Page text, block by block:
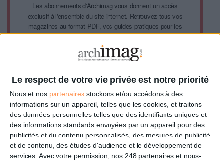
Le respect de votre vie privée est notre priorité
Nous et nos partenaires stockons et/ou accédons à des
informations sur un appareil, telles que les cookies, et traitons
des données personnelles telles que des identifiants uniques et
des informations standards envoyées par un appareil pour des
publicités et du contenu personnalisés, des mesures de publicité
et de contenu, des études d'audience et le développement de
services. Avec votre permission, nos 248 partenaires et nous-
Les abonnements d'Archimag vous donnent un accès
exclusif à l'ensemble du site internet. Retrouvez tous vos
magazines au format PDF, vos guides pratiques pour les
abonné·es Intégral, mais aussi 10 ans d'archives.
Archimag, c'est le magazine qui vous accompagne dans
votre transformation digitale : dématérialisation, droit de
archivage électronique, data, intelligence artificielle...
Le respect de votre vie privée est notre priorité. Veuillez
noter que certains traitements de vos données
personnelles peuvent ne pas nécessiter votre
consentement. Vos préférences ne s'appliqueront qu'à ce
site Web. Vous pouvez modifier vos préférences en vous
abonnant sur ce site web ou en consultant notre politique
de confidentialité.